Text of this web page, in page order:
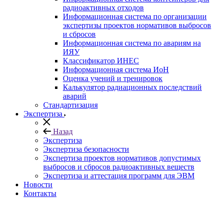
радиоактивных отходов
Информационная система по организации
экспертизы проектов нормативов выбросов
и сбросов
Информационная система по авариям на
ИЯУ
Классификатор ИНЕС
Информационная система ИоН
Оценка учений и тренировок
Калькулятор радиационных последствий
аварий
Стандартизация
Экспертиза
Назад
Экспертиза
Экспертиза безопасности
Экспертиза проектов нормативов допустимых
выбросов и сбросов радиоактивных веществ
Экспертиза и аттестация программ для ЭВМ
Новости
Контакты